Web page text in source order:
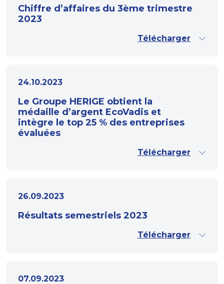
Chiffre d’affaires du 3ème trimestre
2023
Télécharger
24.10.2023
Le Groupe HERIGE obtient la
médaille d’argent EcoVadis et
intègre le top 25 % des entreprises
évaluées
Télécharger
26.09.2023
Résultats semestriels 2023
Télécharger
07.09.2023